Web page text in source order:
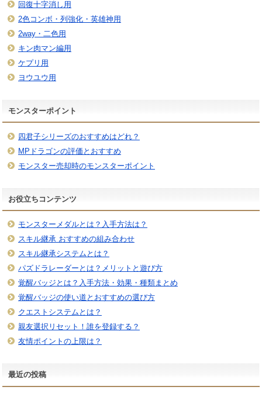
回復十字消し用
2色コンボ・列強化・英雄神用
2way・二色用
キン肉マン編用
ケプリ用
ヨウユウ用
モンスターポイント
四君子シリーズのおすすめはどれ？
MPドラゴンの評価とおすすめ
モンスター売却時のモンスターポイント
お役立ちコンテンツ
モンスターメダルとは？入手方法は？
スキル継承 おすすめの組み合わせ
スキル継承システムとは？
パズドラレーダーとは？メリットと遊び方
覚醒バッジとは？入手方法・効果・種類まとめ
覚醒バッジの使い道とおすすめの選び方
クエストシステムとは？
親友選択リセット！誰を登録する？
友情ポイントの上限は？
最近の投稿